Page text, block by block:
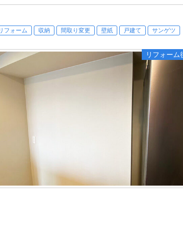
フォーム 収納 間取り変更 壁紙 戸建て サンゲツ